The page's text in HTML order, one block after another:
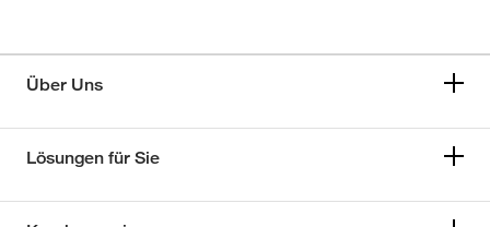
Über Uns
Lösungen für Sie